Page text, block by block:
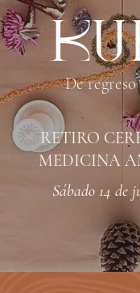
De
RETIRO
MEDICINA
Sábado 14 de